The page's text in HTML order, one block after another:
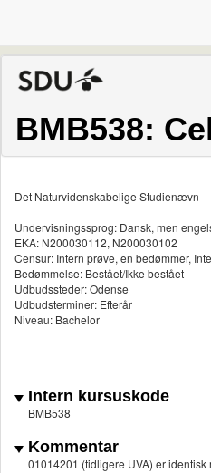
BMB538:
Det Naturvidenskabelige Studienævn
Undervisningssprog: Dansk, men
EKA: N200030112, N200030102
Censur: Intern prøve, en bedømmer,
Bedømmelse: Bestået/Ikke bestået
Udbudssteder: Odense
Udbudsterminer: Efterår
Niveau: Bachelor
Intern kursuskode
BMB538
Kommentar
01014201 (tidligere UVA) er